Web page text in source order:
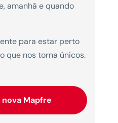
amanhã e quando
para estar perto
que nos torna únicos.
Mapfre